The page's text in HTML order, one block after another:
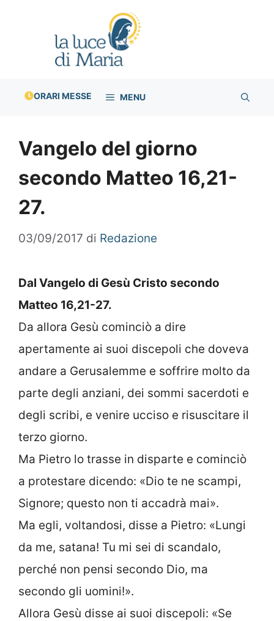
ORARI MESSE MENU
Vangelo del giorno
secondo Matteo 16,21-
27.
03/09/2017 di Redazione
Dal Vangelo di Gesù Cristo secondo
Matteo 16,21-27.
Da allora Gesù cominciò a dire
apertamente ai suoi discepoli che doveva
andare a Gerusalemme e soffrire molto da
parte degli anziani, dei sommi sacerdoti e
degli scribi, e venire ucciso e risuscitare il
terzo giorno.
Ma Pietro lo trasse in disparte e cominciò
a protestare dicendo: «Dio te ne scampi,
Signore; questo non ti accadrà mai».
Ma egli, voltandosi, disse a Pietro: «Lungi
da me, satana! Tu mi sei di scandalo,
perché non pensi secondo Dio, ma
secondo gli uomini!».
Allora Gesù disse ai suoi discepoli: «Se